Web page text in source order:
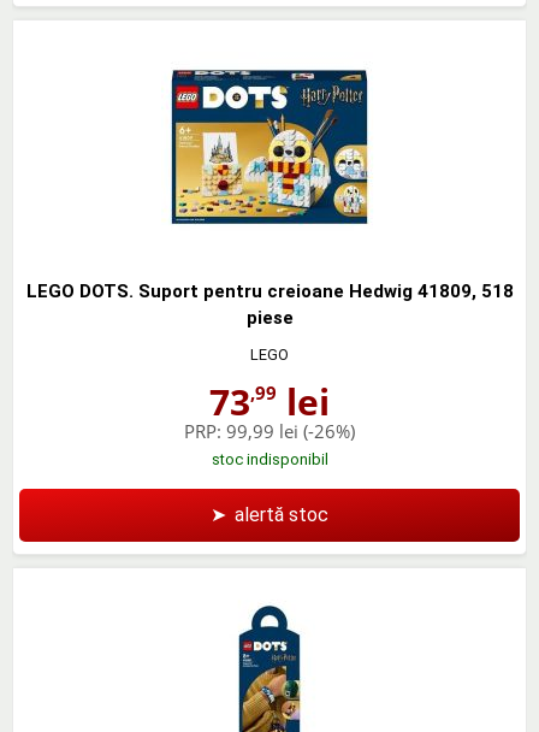
LEGO DOTS. Suport pentru creioane Hedwig 41809, 518
piese
LEGO
73,99 lei
PRP: 99,99 lei (-26%)
stoc indisponibil
➤ alertă stoc